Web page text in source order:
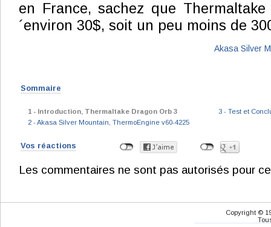
en France, sachez que
´environ 30$, soit un peu moins de
Akasa Silver
Sommaire
1 - Introduction, Thermaltake Dragon Orb 3
2 - Akasa Silver Mountain, ThermoEngine v60-4225
3 - Test et
Vos réactions
Les commentaires ne sont pas autorisés pour
Copyright ©